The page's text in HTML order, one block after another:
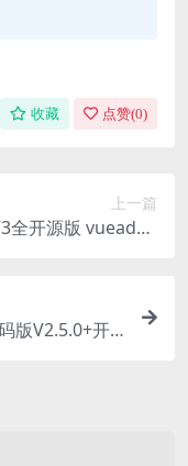
收藏 点赞(0)
上一篇
全开源版 vueadmi
版V2.5.0+开